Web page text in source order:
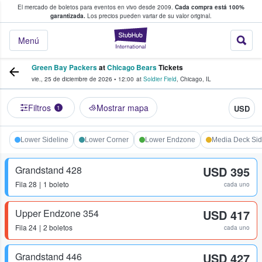
El mercado de boletos para eventos en vivo desde 2009. Cada compra está 100%
garantizada. Los precios pueden variar de su valor original.
StubHub: donde
Menú
fans compran y venden boletos
Green Bay PackersatChicago BearsTickets
vie., 25 de diciembre de 2026 • 12:00 at Soldier Field, Chicago, IL
Filtros 1 Mostrar mapa USD
Lower Sideline Lower Corner Lower Endzone Media Deck
Grandstand 428
Fila 28 1 boleto
USD 395
cada uno
Upper Endzone 354
Fila 24 2 boletos
USD 417
cada uno
Grandstand 446 USD 427